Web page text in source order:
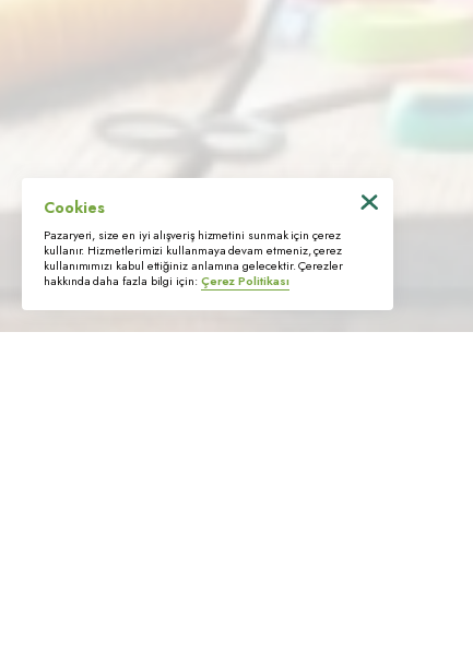
Sipariş ve Cayma Hakkı
Kişisel Verilerin İşlenmesi
© 2022 Trimstore. Tüm hakları saklıdır
Cookies
Pazaryeri, size en iyi alışveriş hizmetini sunmak için çerez
kullanır. Hizmetlerimizi kullanmaya devam etmeniz, çerez
kullanımımızı kabul ettiğiniz anlamına gelecektir. Çerezler
hakkında daha fazla bilgi için: Çerez Politikası